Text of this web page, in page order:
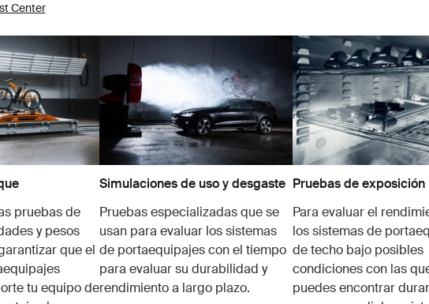
Center
pruebas de
y pesos
que el
tu equipo de
Simulaciones de uso y desgaste
Pruebas especializadas que se
usan para evaluar los sistemas
de portaequipajes con el tiempo
para evaluar su durabilidad y
rendimiento a largo plazo.
Pruebas de exposición
Para evaluar el
los sistemas de
de techo bajo posibles
condiciones con las
puedes encontrar